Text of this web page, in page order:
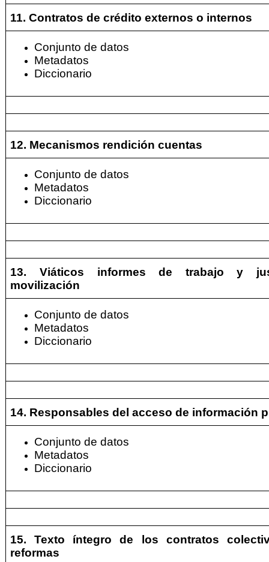
11. Contratos de crédito externos o internos
Conjunto de datos
Metadatos
Diccionario
12. Mecanismos rendición cuentas
Conjunto de datos
Metadatos
Diccionario
13. Viáticos informes de trabajo y
movilización
Conjunto de datos
Metadatos
Diccionario
14. Responsables del acceso de información
Conjunto de datos
Metadatos
Diccionario
15. Texto íntegro de los contratos
reformas